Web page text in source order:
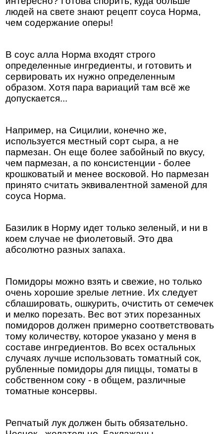
людей на свете знают рецепт соуса Норма,
чем содержание оперы!
В соус алла Норма входят строго
определенные ингредиенты, и готовить и
сервировать их нужно определенным
образом. Хотя пара вариаций там всё же
допускается...
Например, на Сицилии, конечно же,
используется местный сорт сыра, а не
пармезан. Он еще более забойный по вкусу,
чем пармезан, а по консистенции - более
крошковатый и менее восковой. Но пармезан
принято считать эквивалентной заменой для
соуса Норма.
Базилик в Норму идет только зеленый, и ни в
коем случае не фиолетовый. Это два
абсолютно разных запаха.
Помидоры можно взять и свежие, но только
очень хорошие зрелые летние. Их следует
сблашировать, ошкурить, очистить от семечек
и мелко порезать. Вес вот этих порезанных
помидоров должен примерно соответствовать
тому количеству, которое указано у меня в
составе ингредиентов. Во всех остальных
случаях лучше использовать томатный сок,
рубленные помидоры для пиццы, томаты в
собственном соку - в общем, различные
томатные консервы.
Репчатый лук должен быть обязательно.